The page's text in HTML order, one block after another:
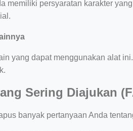
memiliki persyaratan karakter
yang dapat menggunakan alat
Sering Diajukan
banyak pertanyaan Anda